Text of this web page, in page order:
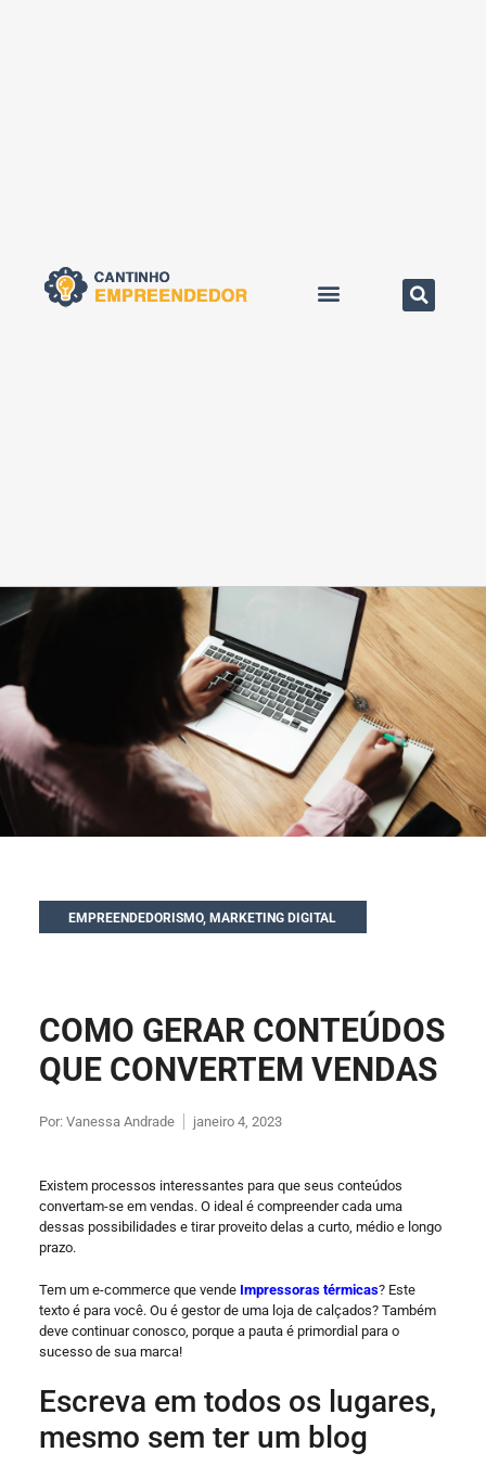
EMPREENDEDORISMO, MARKETING DIGITAL
COMO GERAR CONTEÚDOS
QUE CONVERTEM VENDAS
Por: Vanessa Andrade janeiro 4, 2023
Existem processos interessantes para que seus conteúdos
convertam-se em vendas. O ideal é compreender cada uma
dessas possibilidades e tirar proveito delas a curto, médio e longo
prazo.
Tem um e-commerce que vende Impressoras térmicas? Este
texto é para você. Ou é gestor de uma loja de calçados? Também
deve continuar conosco, porque a pauta é primordial para o
sucesso de sua marca!
Escreva em todos os lugares,
mesmo sem ter um blog